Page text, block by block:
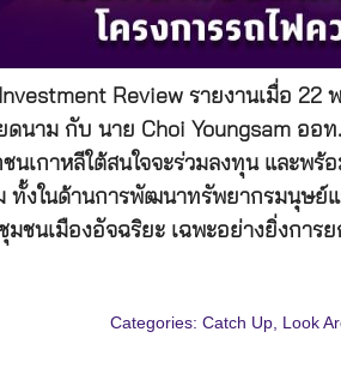
Review รายงานเมื่อ 22
ยดนาม กับ นาย Choi Youngsam อ
ชนเกาหลีใต้สนใจจะร่วมลงทุน และพ
ทั้งในด้านการพัฒนาทรัพยากรมนุษย์
ชนเมืองอัจฉริยะ เฉพะอย่างยิ่งการ
Categories: Catch Up, Look